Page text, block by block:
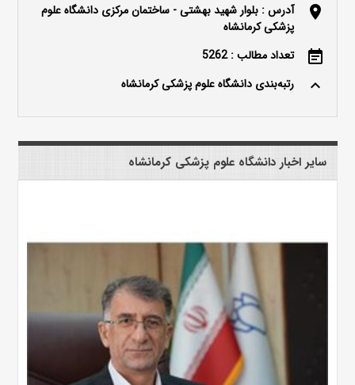
location_on
آدرس : بلوار شهید بهشتی - ساختمان مرکزی دانشگاه علوم
پزشکی کرمانشاه
event_note تعداد مطالب : 5262
keyboard_arrow_up رتبه‌بندی دانشگاه علوم پزشکی کرمانشاه
سایر اخبار دانشگاه علوم پزشکی کرمانشاه